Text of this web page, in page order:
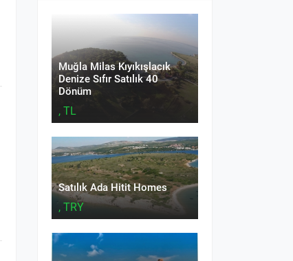
Muğla Milas Kıyıkışlacık
Denize Sıfır Satılık 40
Dönüm
, TL
Satılık Ada Hitit Homes
, TRY